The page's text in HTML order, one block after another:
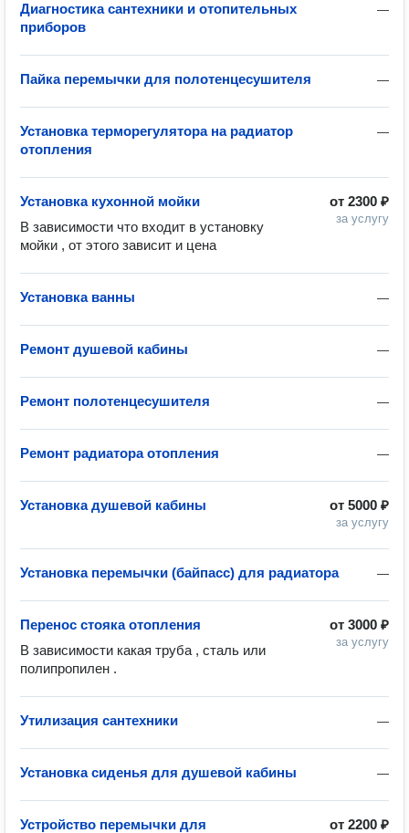
—
Диагностика сантехники и отопительных
приборов
—
Пайка перемычки для полотенцесушителя
—
Установка терморегулятора на радиатор
отопления
от 2300 ₽
за услугу
Установка кухонной мойки
В зависимости что входит в установку
мойки , от этого зависит и цена
—
Установка ванны
—
Ремонт душевой кабины
—
Ремонт полотенцесушителя
—
Ремонт радиатора отопления
от 5000 ₽
за услугу
Установка душевой кабины
—
Установка перемычки (байпасс) для радиатора
от 3000 ₽
за услугу
Перенос стояка отопления
В зависимости какая труба , сталь или
полипропилен .
—
Утилизация сантехники
—
Установка сиденья для душевой кабины
от 2200 ₽
Устройство перемычки для